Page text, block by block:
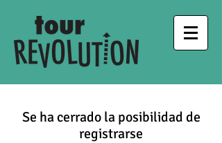
Se ha cerrado la posibilidad de
registrarse